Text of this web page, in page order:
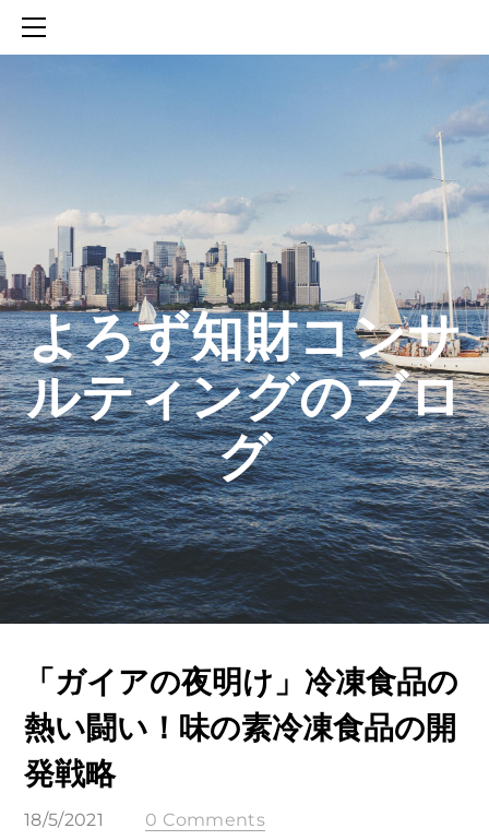
​よろず知財コンサ
ルティングのブロ
グ
「ガイアの夜明け」冷凍食品の
熱い闘い！味の素冷凍食品の開
発戦略
18/5/2021 0 Comments
SERVICES
知財活動のROICへの貢献
生成AIを活用した知財戦略の策定方法
生成AIとの「壁打ち」で、新たな発明を創出する方法